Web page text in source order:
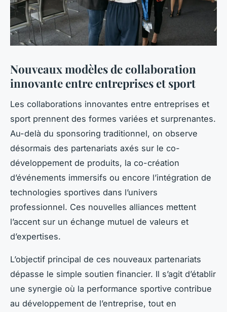
Nouveaux modèles de collaboration
innovante entre entreprises et sport
Les collaborations innovantes entre entreprises et
sport prennent des formes variées et surprenantes.
Au-delà du sponsoring traditionnel, on observe
désormais des partenariats axés sur le co-
développement de produits, la co-création
d’événements immersifs ou encore l’intégration de
technologies sportives dans l’univers
professionnel. Ces nouvelles alliances mettent
l’accent sur un échange mutuel de valeurs et
d’expertises.
L’objectif principal de ces nouveaux partenariats
dépasse le simple soutien financier. Il s’agit d’établir
une synergie où la performance sportive contribue
au développement de l’entreprise, tout en